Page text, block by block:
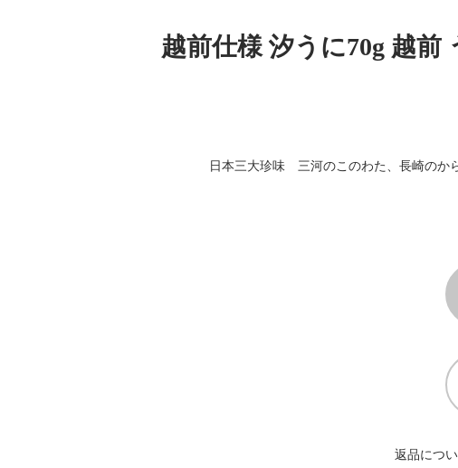
越前仕様 汐うに70g 越
日本三大珍味 三河のこのわた、長崎のか
返品につ